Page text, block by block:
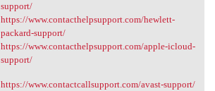
support/
https://www.contacthelpsupport.com/hewlett-
packard-support/
https://www.contacthelpsupport.com/apple-icloud-
support/
https://www.contactcallsupport.com/avast-support/